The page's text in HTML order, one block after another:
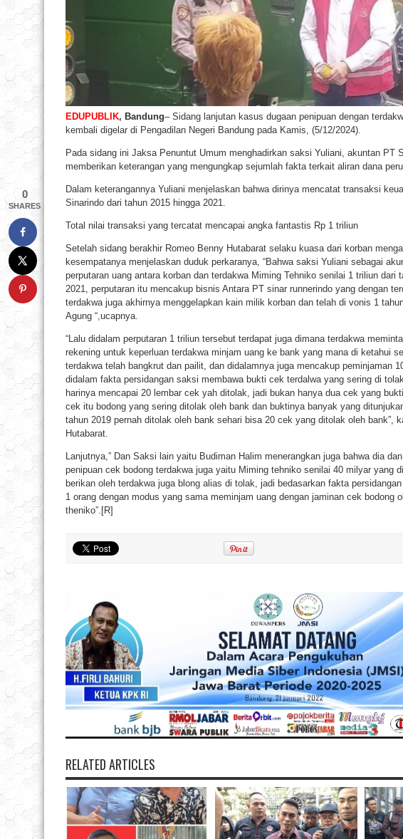
EDUPUBLIK, Bandung– Sidang lanjutan kasus dugaan penipuan dengan
kembali digelar di Pengadilan Negeri Bandung pada Kamis, (5/12/2024).
Pada sidang ini Jaksa Penuntut Umum menghadirkan saksi Yuliani, akuntan PT
memberikan keterangan yang mengungkap sejumlah fakta terkait aliran dana
Dalam keterangannya Yuliani menjelaskan bahwa dirinya mencatat transaksi
Sinarindo dari tahun 2015 hingga 2021.
Total nilai transaksi yang tercatat mencapai angka fantastis Rp 1 triliun
Setelah sidang berakhir Romeo Benny Hutabarat selaku kuasa dari korban
kesempatanya menjelaskan duduk perkaranya, “Bahwa saksi Yuliani sebagai
perputaran uang antara korban dan terdakwa Miming Tehniko senilai 1 triliun dari
2021, perputaran itu mencakup bisnis Antara PT sinar runnerindo yang dengan
terdakwa juga akhirnya menggelapkan kain milik korban dan telah di vonis 1
Agung “,ucapnya.
“Lalu didalam perputaran 1 triliun tersebut terdapat juga dimana terdakwa
rekening untuk keperluan terdakwa minjam uang ke bank yang mana di ketahui
terdakwa telah bangkrut dan pailit, dan didalamnya juga mencakup peminjaman
didalam fakta persidangan saksi membawa bukti cek terdalwa yang sering di
harinya mencapai 20 lembar cek yah ditolak, jadi bukan hanya dua cek yang
cek itu bodong yang sering ditolak oleh bank dan buktinya banyak yang
tahun 2019 pernah ditolak oleh bank sehari bisa 20 cek yang ditolak oleh bank”,
Hutabarat.
Lanjutnya,” Dan Saksi lain yaitu Budiman Halim menerangkan juga bahwa dia
penipuan cek bodong terdakwa juga yaitu Miming tehniko senilai 40 milyar yang
berikan oleh terdakwa juga blong alias di tolak, jadi bedasarkan fakta
1 orang dengan modus yang sama meminjam uang dengan jaminan cek bodong
theniko”.[R]
RELATED ARTICLES
0
SHARES